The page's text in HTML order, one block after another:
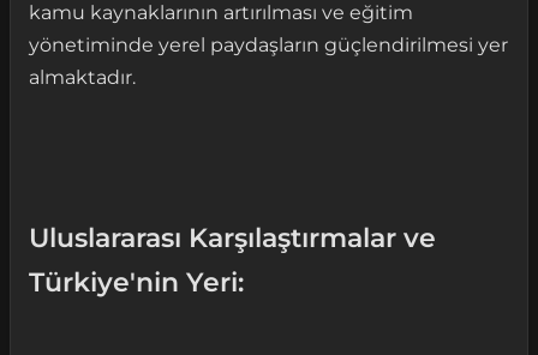
kamu kaynaklarının artırılması ve eğitim
yönetiminde yerel paydaşların güçlendirilmesi yer
almaktadır.
Uluslararası Karşılaştırmalar ve
Türkiye'nin Yeri: